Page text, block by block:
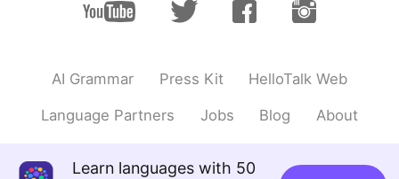
Coffee 2021.02.13 23:42
今天我和朋友一起出去钓鱼 🎣🎣
是我去了
AI Grammar Press Kit HelloTalk Web
Language Partners Jobs Blog About
Learn languages with 50